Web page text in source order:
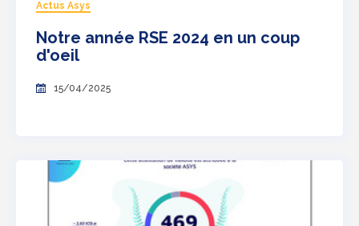
Actus Asys
Notre année RSE 2024 en un coup
d'oeil
15/04/2025